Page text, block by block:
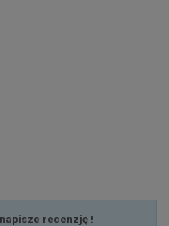
recenzję !